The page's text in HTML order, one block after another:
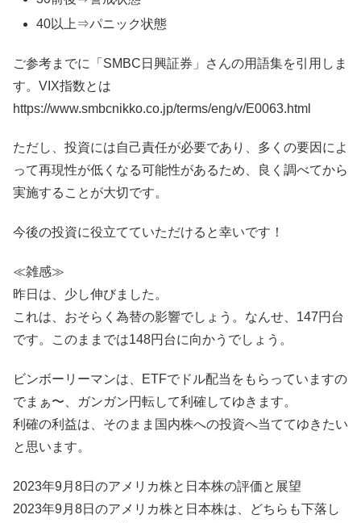
40以上⇒パニック状態
ご参考までに「SMBC日興証券」さんの用語集を引用しま
す。VIX指数とは
https://www.smbcnikko.co.jp/terms/eng/v/E0063.html
ただし、投資には自己責任が必要であり、多くの要因によ
って再現性が低くなる可能性があるため、良く調べてから
実施することが大切です。
今後の投資に役立てていただけると幸いです！
≪雑感≫
昨日は、少し伸びました。
これは、おそらく為替の影響でしょう。なんせ、147円台
です。このままでは148円台に向かうでしょう。
ビンボーリーマンは、ETFでドル配当をもらっていますの
でまぁ〜、ガンガン円転して利確してゆきます。
利確の利益は、そのまま国内株への投資へ当ててゆきたい
と思います。
2023年9月8日のアメリカ株と日本株の評価と展望
2023年9月8日のアメリカ株と日本株は、どちらも下落し